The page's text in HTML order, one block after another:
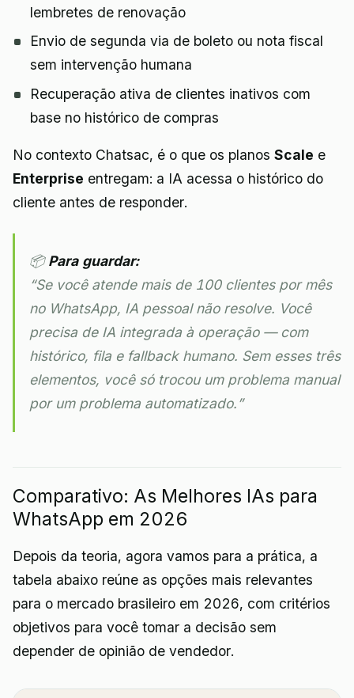
lembretes de renovação
Envio de segunda via de boleto ou nota fiscal
sem intervenção humana
Recuperação ativa de clientes inativos com
base no histórico de compras
No contexto Chatsac, é o que os planos Scale e
Enterprise entregam: a IA acessa o histórico do
cliente antes de responder.
📦Para guardar:
“Se você atende mais de 100 clientes por mês
no WhatsApp, IA pessoal não resolve. Você
precisa de IA integrada à operação — com
histórico, fila e fallback humano. Sem esses três
elementos, você só trocou um problema manual
por um problema automatizado.”
Comparativo: As Melhores IAs para
WhatsApp em 2026
Depois da teoria, agora vamos para a prática, a
tabela abaixo reúne as opções mais relevantes
para o mercado brasileiro em 2026, com critérios
objetivos para você tomar a decisão sem
depender de opinião de vendedor.